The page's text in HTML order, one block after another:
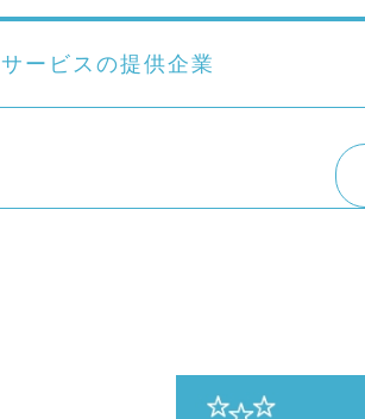
サービスの提供企業